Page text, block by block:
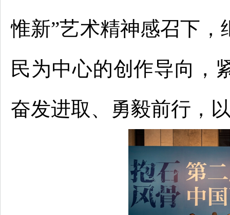
惟新”艺术精神感召下
民为中心的创作导向，
奋发进取、勇毅前行，